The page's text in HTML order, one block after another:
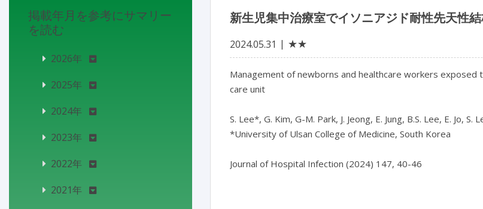
新生児集中治療室でイソニアジド耐性先天
2024.05.31 ★★
Management of newborns and healthcare workers
care unit
S. Lee*, G. Kim, G-M. Park, J. Jeong, E. Jung, B.S. Lee, E. Jo, S.
*University of Ulsan College of Medicine, South Korea
Journal of Hospital Infection (2024) 147, 40-46
掲載年月を参考にサマリー
を読む
2026年
2025年
2024年
2023年
2022年
2021年